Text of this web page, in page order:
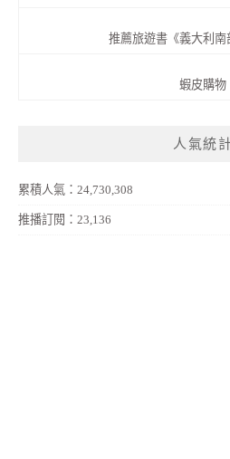
推薦旅遊書《義大利南
蝦皮購物
人氣統
累積人氣：24,730,308
推播訂閱：23,136